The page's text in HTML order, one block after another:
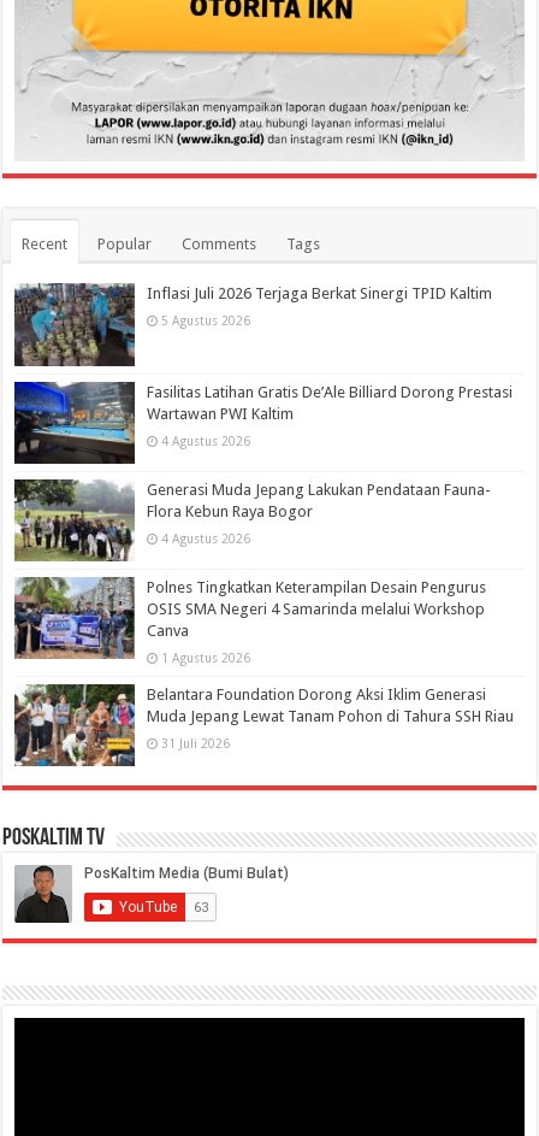
Recent Popular Comments Tags
Inflasi Juli 2026 Terjaga Berkat Sinergi TPID Kaltim
5 Agustus 2026
Fasilitas Latihan Gratis De’Ale Billiard Dorong Prestasi
Wartawan PWI Kaltim
4 Agustus 2026
Generasi Muda Jepang Lakukan Pendataan Fauna-
Flora Kebun Raya Bogor
4 Agustus 2026
Polnes Tingkatkan Keterampilan Desain Pengurus
OSIS SMA Negeri 4 Samarinda melalui Workshop
Canva
1 Agustus 2026
Belantara Foundation Dorong Aksi Iklim Generasi
Muda Jepang Lewat Tanam Pohon di Tahura SSH Riau
31 Juli 2026
PosKaltim TV